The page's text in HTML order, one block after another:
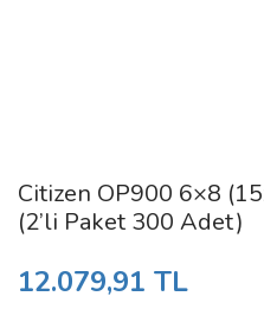
Citizen OP900 6×8
(2’li Paket 300 Adet)
12.079,91 TL